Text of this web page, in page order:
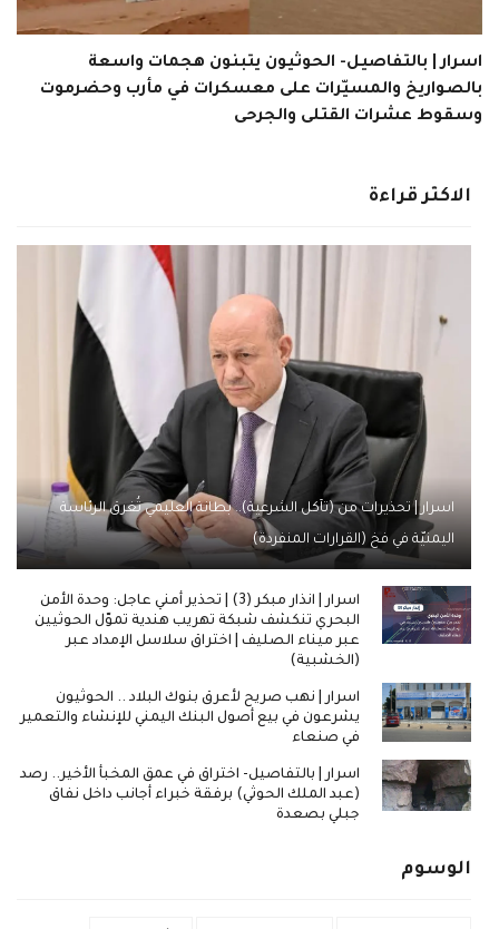
اسرار | بالتفاصيل- الحوثيون يتبنون هجمات واسعة
بالصواريخ والمسيّرات على معسكرات في مأرب وحضرموت
وسقوط عشرات القتلى والجرحى
الاكثر قراءة
اسرار | تحذيرات من (تآكل الشرعية).. بطانة العليمي تُغرق الرئاسة
اليمنيّة في فخ (القرارات المنفردة)
اسرار | انذار مبكر (3) | تحذير أمني عاجل: وحدة الأمن
البحري تنكشف شبكة تهريب هندية تموّل الحوثيين
عبر ميناء الصليف | اختراق سلاسل الإمداد عبر
(الخشبية)
اسرار | نهب صريح لأعرق بنوك البلاد .. الحوثيون
يشرعون في بيع أصول البنك اليمني للإنشاء والتعمير
في صنعاء
اسرار | بالتفاصيل- اختراق في عمق المخبأ الأخير.. رصد
(عبد الملك الحوثي) برفقة خبراء أجانب داخل نفاق
جبلي بصعدة
الوسوم